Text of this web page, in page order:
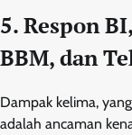
5. Respon
BBM, dan
Dampak kelima,
adalah ancaman